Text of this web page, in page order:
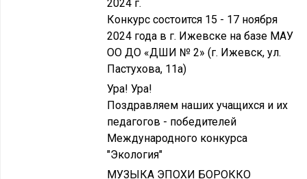
2024 г.
Конкурс состоится 15 - 17 ноября
2024 года в г. Ижевске на базе МАУ
ОО ДО «ДШИ № 2» (г. Ижевск, ул.
Пастухова, 11а)
Ура! Ура!
Поздравляем наших учащихся и их
педагогов - победителей
Международного конкурса
"Экология"
МУЗЫКА ЭПОХИ БОРОККО